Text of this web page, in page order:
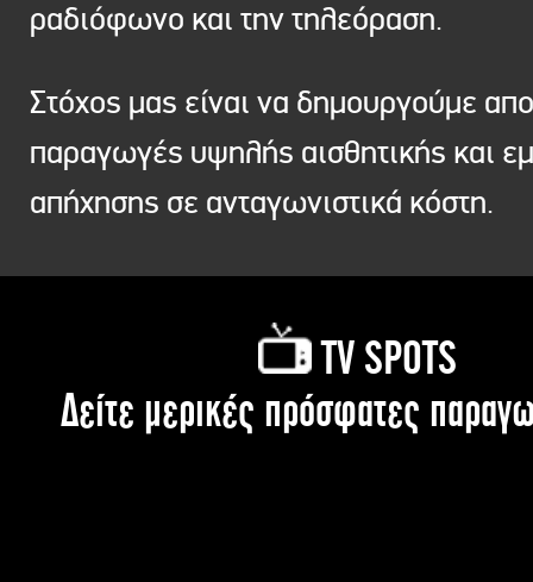
ραδιόφωνο και την τηλεόραση.
Στόχος μας είναι να δημουργούμε
παραγωγές υψηλής αισθητικής και
απήχησης σε ανταγωνιστικά κόστη.
TV SPOTS
Δείτε μερικές πρόσφατες